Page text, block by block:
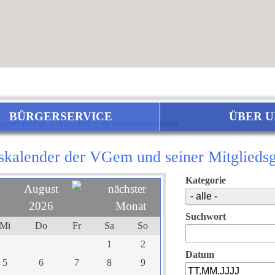
BÜRGERSERVICE ÜBER
>Aktuelles >Veranstaltungskalender
der VGem und seiner
August
2026
Mi Do Fr Sa
So
1
2
5 6 7 8
9
Kategorie
Suchwort
Datum